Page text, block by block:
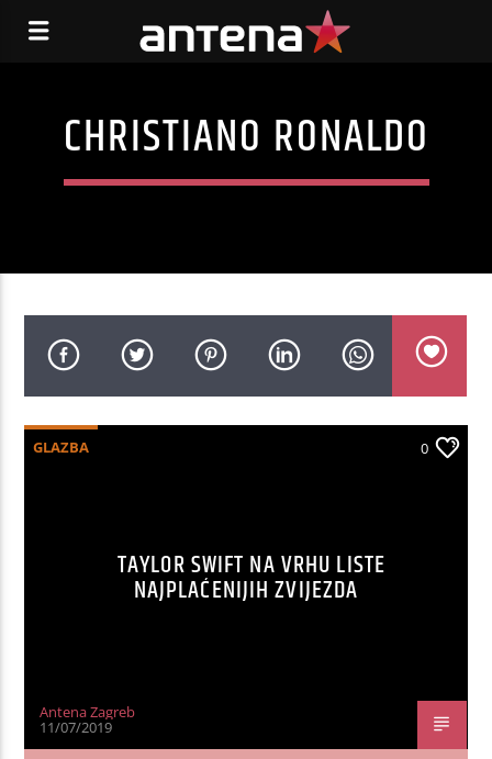
CHRISTIANO RONALDO
GLAZBA 0
TAYLOR SWIFT NA VRHU LISTE
NAJPLAĆENIJIH ZVIJEZDA
Antena Zagreb
11/07/2019